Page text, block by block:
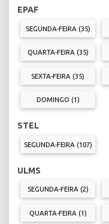
EPAF
SEGUNDA-FEIRA (35)
QUARTA-FEIRA (35)
SEXTA-FEIRA (35)
DOMINGO (1)
STEL
SEGUNDA-FEIRA (107)
ULMS
SEGUNDA-FEIRA (2)
QUARTA-FEIRA (1)